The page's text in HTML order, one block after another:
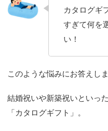
カタログギ
すぎて何を
い！
このような悩みにお答えしま
結婚祝いや新築祝いといっ
「カタログギフト」。